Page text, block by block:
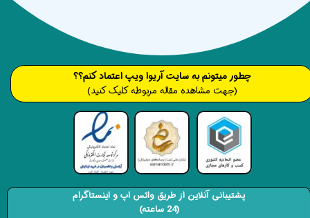
​​​چطور میتونم به سایت آریوا ویپ اعتماد کنم؟؟
(جهت مشاهده مقاله مربوطه کلیک کنید)
پشتیبانی آنلاین از طریق واتس اپ و اینستاگرام
(24 ساعته)